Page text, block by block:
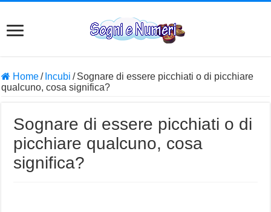
Home/ Incubi / Sognare di essere picchiati o di picchiare
qualcuno, cosa significa?
Sognare di essere picchiati o di
picchiare qualcuno, cosa
significa?